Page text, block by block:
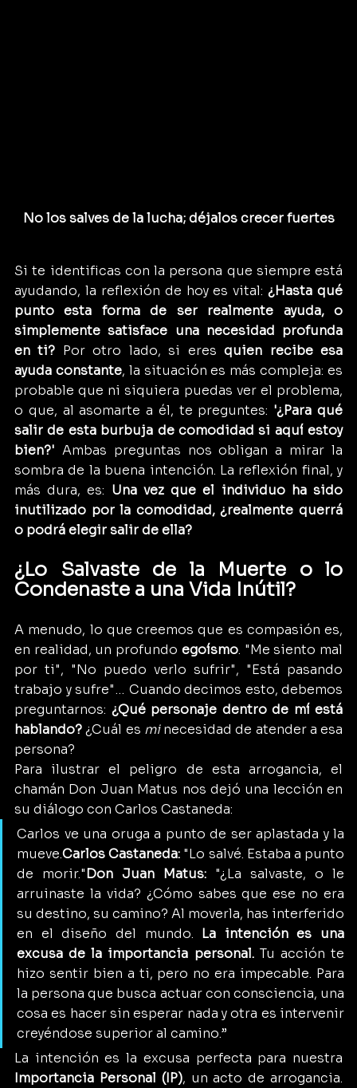
No los salves de la lucha; déjalos crecer fuertes
Si te identificas con la persona que siempre está
ayudando, la reflexión de hoy es vital: ¿Hasta qué
punto esta forma de ser realmente ayuda, o
simplemente satisface una necesidad profunda
en ti? Por otro lado, si eres quien recibe esa
ayuda constante, la situación es más compleja: es
probable que ni siquiera puedas ver el problema,
o que, al asomarte a él, te preguntes: '¿Para qué
salir de esta burbuja de comodidad si aquí estoy
bien?' Ambas preguntas nos obligan a mirar la
sombra de la buena intención. La reflexión final, y
más dura, es: Una vez que el individuo ha sido
inutilizado por la comodidad, ¿realmente querrá
o podrá elegir salir de ella?
¿Lo Salvaste de la Muerte o lo
Condenaste a una Vida Inútil?
A menudo, lo que creemos que es compasión es,
en realidad, un profundo egoísmo. "Me siento mal
por ti", "No puedo verlo sufrir", "Está pasando
trabajo y sufre"… Cuando decimos esto, debemos
preguntarnos: ¿Qué personaje dentro de mí está
hablando? ¿Cuál es mi necesidad de atender a esa
persona?
Para ilustrar el peligro de esta arrogancia, el
chamán Don Juan Matus nos dejó una lección en
su diálogo con Carlos Castaneda:
Carlos ve una oruga a punto de ser aplastada y la
mueve.Carlos Castaneda: "Lo salvé. Estaba a punto
de morir."Don Juan Matus: "¿La salvaste, o le
arruinaste la vida? ¿Cómo sabes que ese no era
su destino, su camino? Al moverla, has interferido
en el diseño del mundo. La intención es una
excusa de la importancia personal. Tu acción te
hizo sentir bien a ti, pero no era impecable. Para
la persona que busca actuar con consciencia, una
cosa es hacer sin esperar nada y otra es intervenir
creyéndose superior al camino.”
Importancia Personal (IP)